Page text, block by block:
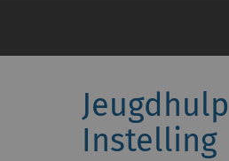
Instelling